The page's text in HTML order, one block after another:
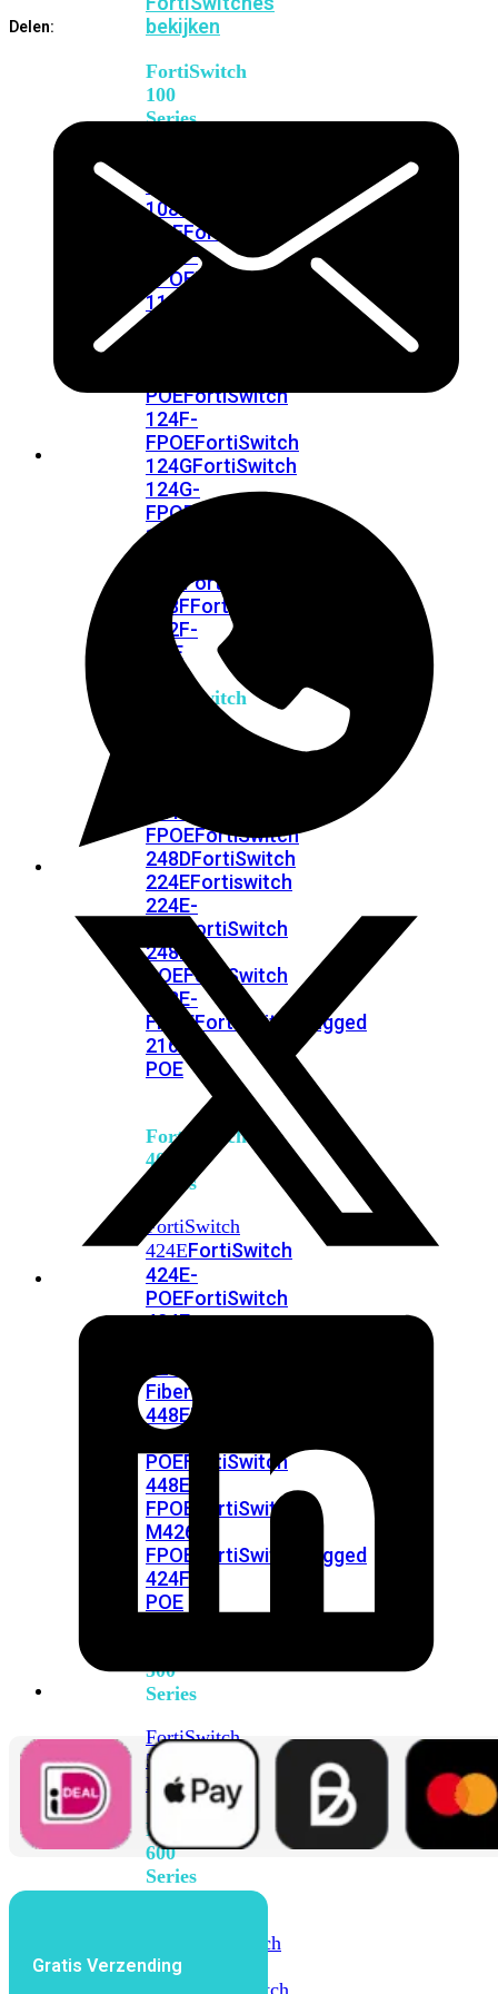
bekijken
FortiSwitch
100
Series
108F-
POEFortiSwitch
108F-
FPOEFortiSwitch
110G-
POEFortiSwitch
124F-
FPOEFortiSwitch
124GFortiSwitch
124G-
FPOE
148F
FortiSwitchRugged
108FFortiSwitchRugged
112F-
POE
FortiSwitch
224D-
FPOEFortiSwitch
248DFortiSwitch
224EFortiswitch
224E-
FortiSwitch
248E-
POEFortiSwitch
248E-
FPOEFortiSwitchRugged
216F-
POE
FortiSwitch
400
Series
FortiSwitch
424EFortiSwitch
424E-
POEFortiSwitch
424E-
FiberFortiSwitch
448EFortiSwitch
POEFortiSwitch
448E-
FPOE
FortiSwitch
M426E-
FPOE
FortiSwitchRugged
424F-
POE
500
Series
FortiSwitch
548D-
FPOE
FortiSwitch
600
Series
FortiSwitch
624F-
FortiSwitch
Delen:
Gratis Verzending